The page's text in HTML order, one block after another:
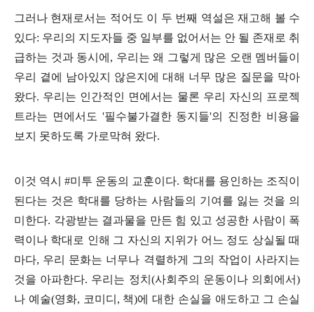
그러나 현재로서는 적어도 이 두 번째 역설은 재고해 볼 수
있다: 우리의 지도자들 중 일부를 없어서는 안 될 존재로 취
급하는 것과 동시에 , 우리는 왜 그렇게 많은 오랜 멤버들이
우리 곁에 남아있지 않은지에 대해 너무 많은 질문을 막아
왔다. 우리는 인간적인 면에서는 물론 우리 자신의 프로젝
트라는 면에서도 '필수불가결한 동지들'의 진정한 비용을
보지 못하도록 가로막혀 왔다.
이것 역시 #미투 운동의 교훈이다. 학대를 용인하는 조직이
된다는 것은 학대를 당하는 사람들의 기여를 잃는 것을 의
미한다. 각광받는 결과물을 만든 힘 있고 성공한 사람이 폭
력이나 학대로 인해 그 자신의 지위가 어느 정도 상실될 때
마다, 우리 문화는 너무나 격렬하게 그의 작업이 사라지는
것을 아파한다. 우리는 정치 (사회주의 운동이나 의회에서)
나 예술(영화, 코미디 , 책)에 대한 손실을 애도하고 그 손실